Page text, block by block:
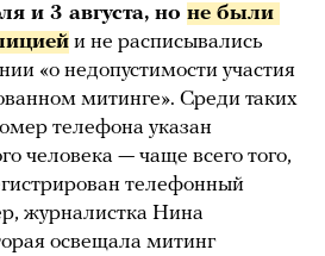
и 3 августа, но не были
и не расписывались
«о недопустимости участия
митинге». Среди таких
телефона указан
человека — чаще всего того,
телефонный
журналистка Нина
освещала митинг